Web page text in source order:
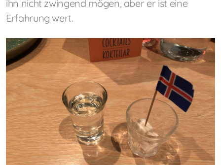
ihn nicht zwingend mögen, aber er ist eine
Erfahrung wert.